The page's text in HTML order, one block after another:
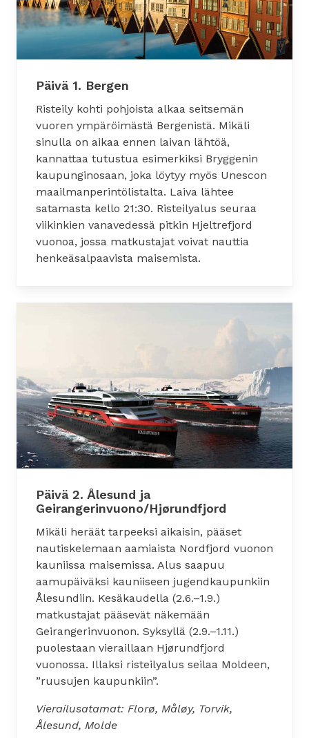
Päivä 1. Bergen
Risteily kohti pohjoista alkaa seitsemän
vuoren ympäröimästä Bergenistä. Mikäli
sinulla on aikaa ennen laivan lähtöä,
kannattaa tutustua esimerkiksi Bryggenin
kaupunginosaan, joka löytyy myös Unescon
maailmanperintölistalta. Laiva lähtee
satamasta kello 21:30. Risteilyalus seuraa
viikinkien vanavedessä pitkin Hjeltrefjord
vuonoa, jossa matkustajat voivat nauttia
henkeäsalpaavista maisemista.
Päivä 2. Ålesund ja
Geirangerinvuono/Hjørundfjord
Mikäli heräät tarpeeksi aikaisin, pääset
nautiskelemaan aamiaista Nordfjord vuonon
kauniissa maisemissa. Alus saapuu
aamupäiväksi kauniiseen jugendkaupunkiin
Ålesundiin. Kesäkaudella (2.6.–1.9.)
matkustajat pääsevät näkemään
Geirangerinvuonon. Syksyllä (2.9.–1.11.)
puolestaan vieraillaan Hjørundfjord
vuonossa. Illaksi risteilyalus seilaa Moldeen,
”ruusujen kaupunkiin”.
Vierailusatamat: Florø, Måløy, Torvik,
Ålesund, Molde